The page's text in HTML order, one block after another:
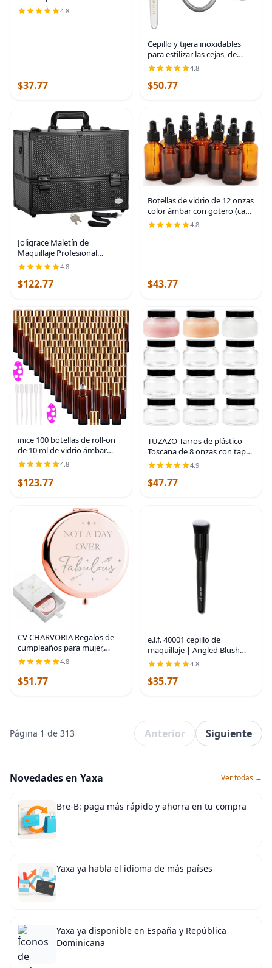
de bambú, 25% más grandes,
1 unidad/100 hojas
4.8
$37.77
Cepillo y tijera inoxidables
para estilizar las cejas, de
Tweezerman, paquete de de
1, Acero inoxidable clásico
4.8
$50.77
Joligrace Maletín de
Maquillaje Profesional
Ajustable - 6 Bandejas
Organizador de
Almacenamiento de
4.8
$122.77
Botellas de vidrio de 12 onzas
color ámbar con gotero (cada
1.)
4.8
$43.77
inice 100 botellas de roll-on
de 10 ml de vidrio ámbar
para aceites esenciales con
inoxidable y tapa de aleación
4.8
$123.77
TUZAZO Tarros de plástico
Toscana de 8 onzas con tapas
sin BPA, paquete de 12
recipientes vacíos para
exfoliar azúcar, recipientes
4.9
$47.77
CV CHARVORIA Regalos de
cumpleaños para mujer,
espejo compacto de oro rosa
con texto en inglés "Not a
Day Over Fabulous", ideas de
regalo de
4.8
$51.77
e.l.f. 40001 cepillo de
maquillaje | Angled Blush
Brush Ideal For Applying &
Blending Colors On Cheeks,
Soft, Dense Bristles, Vegan &
4.8
$35.77
Página 1 de 313 Anterior Siguiente
Novedades en Yaxa Ver todas →
Bre-B: paga más rápido y ahorra en tu compra
Yaxa ya habla el idioma de más países
Yaxa ya disponible en España y República
Dominicana